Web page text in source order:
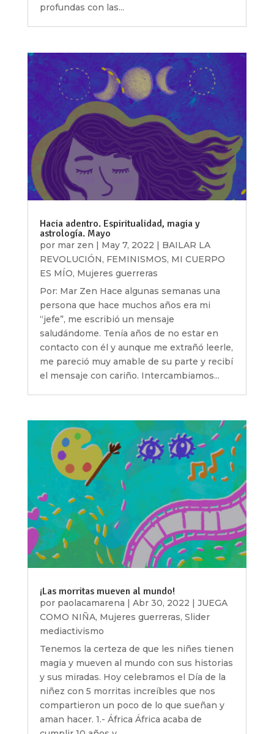
profundas con las...
Hacia adentro. Espiritualidad, magia y
astrología. Mayo
por mar zen | May 7, 2022 | BAILAR LA
REVOLUCIÓN, FEMINISMOS, MI CUERPO
ES MÍO, Mujeres guerreras
Por: Mar Zen Hace algunas semanas una
persona que hace muchos años era mi
“jefe”, me escribió un mensaje
saludándome. Tenía años de no estar en
contacto con él y aunque me extrañó leerle,
me pareció muy amable de su parte y recibí
el mensaje con cariño. Intercambiamos...
¡Las morritas mueven al mundo!
por paolacamarena | Abr 30, 2022 | JUEGA
COMO NIÑA, Mujeres guerreras, Slider
mediactivismo
Tenemos la certeza de que les niñes tienen
magia y mueven al mundo con sus historias
y sus miradas. Hoy celebramos el Día de la
niñez con 5 morritas increíbles que nos
compartieron un poco de lo que sueñan y
aman hacer. 1.- África África acaba de